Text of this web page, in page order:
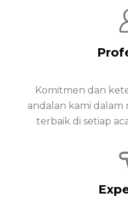
Komitmen dan
andalan kami
terbaik di setiap